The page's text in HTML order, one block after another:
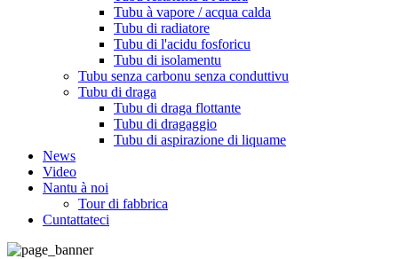
Tubu à vapore / acqua calda
Tubu di radiatore
Tubu di l'acidu fosforicu
Tubu di isolamentu
Tubu senza carbonu senza conduttivu
Tubu di draga
Tubu di draga flottante
Tubu di dragaggio
Tubu di aspirazione di liquame
News
Video
Nantu à noi
Tour di fabbrica
Cuntattateci